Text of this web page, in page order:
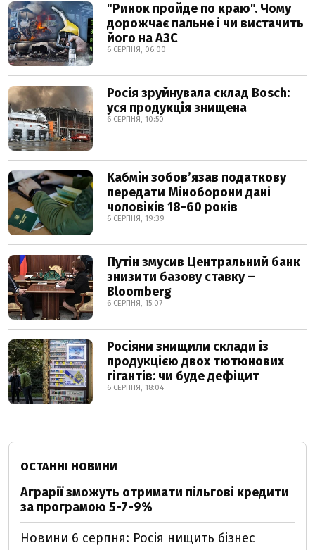
"Ринок пройде по краю". Чому
дорожчає пальне і чи вистачить
його на АЗС
6 СЕРПНЯ, 06:00
Росія зруйнувала склад Bosch:
уся продукція знищена
6 СЕРПНЯ, 10:50
Кабмін зобовʼязав податкову
передати Міноборони дані
чоловіків 18-60 років
6 СЕРПНЯ, 19:39
Путін змусив Центральний банк
знизити базову ставку –
Bloomberg
6 СЕРПНЯ, 15:07
Росіяни знищили склади із
продукцією двох тютюнових
гігантів: чи буде дефіцит
6 СЕРПНЯ, 18:04
ОСТАННІ НОВИНИ
Аграрії зможуть отримати пільгові кредити
за програмою 5-7-9%
Новини 6 серпня: Росія нищить бізнес